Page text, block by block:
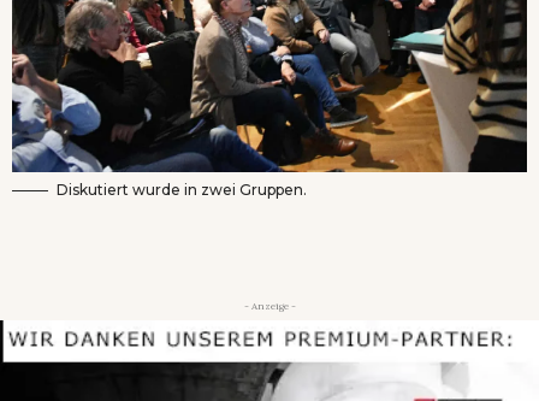
Diskutiert wurde in zwei Gruppen.
- Anzeige -